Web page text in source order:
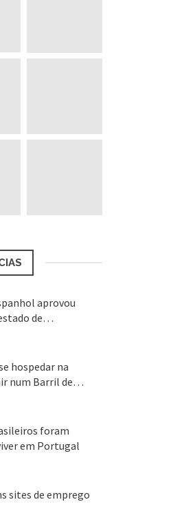
aprovou
de…
hospedar na
num Barril de…
foram
em Portugal
sites de emprego